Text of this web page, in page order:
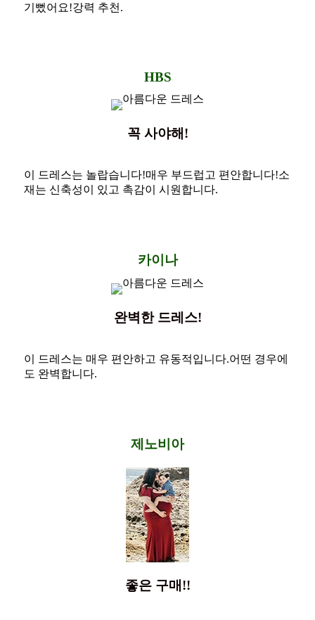
기뻤어요!강력 추천.
HBS
꼭 사야해!
이 드레스는 놀랍습니다!매우 부드럽고 편안합니다!소
재는 신축성이 있고 촉감이 시원합니다.
카이나
완벽한 드레스!
이 드레스는 매우 편안하고 유동적입니다.어떤 경우에
도 완벽합니다.
제노비아
좋은 구매!!